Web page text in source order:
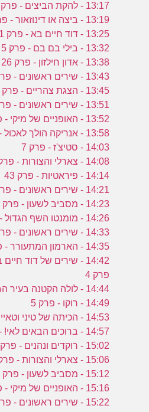
13:17 - להקת הביצים - פרק 17
13:19 - ביצה או דינוזאור - פרק 19
13:25 - דוד חיים בא - פרק 11
13:32 - בילי בם בם - פרק 5
13:38 - אדון חילזון - פרק 26
13:43 - שירים ראשונים - פרק 47
13:45 - הצגת צהריים - פרק 3
13:51 - שירים ראשונים - פרק 1
13:52 - האופניים של מיקי - פרק 9
13:58 - אנריקה הולך לאכול - פרק 3
14:03 - סטיצ'ז - פרק 7
14:08 - צארלי והצורות - פרק 20
14:14 - פיראטיות - פרק 43
14:21 - שירים ראשונים - פרק 912
14:23 - מסביב לשעון - פרק 2
14:26 - מומנטו השף הגדול - פרק 17
14:33 - שירים ראשונים - פרק 915
14:35 - הארמון המתעורר - פרק 84
14:42 - שירים של דוד
פרק 4
14:44 - לולה הקטנה בעיר הגדולה - פרק 14
14:49 - רוקו - פרק 5
14:53 - הכיתה של טיני וטאייני - פרק 32
14:57 - ברוכים הבאים לאי! - פרק 4
15:02 - רוקדים ונהנים - פרק 9
15:06 - צארלי והצורות - פרק 13
15:12 - מסביב לשעון - פרק 2
15:16 - האופניים של מיקי - פרק 4
15:22 - שירים ראשונים - פרק 91